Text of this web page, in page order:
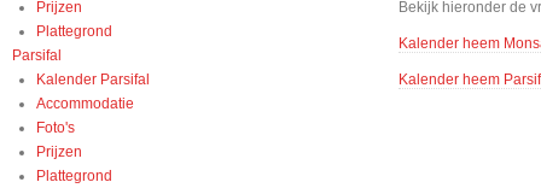
Prijzen
Plattegrond
Parsifal
Kalender Parsifal
Accommodatie
Foto's
Prijzen
Plattegrond
Bekijk hieronder de
Kalender heem
Kalender heem